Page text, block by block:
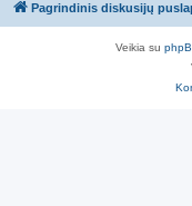
Pagrindinis diskusijų
Veikia su